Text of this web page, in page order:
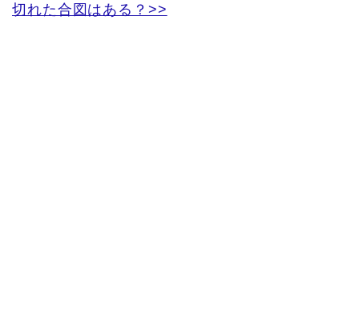
切れた合図はある？>>